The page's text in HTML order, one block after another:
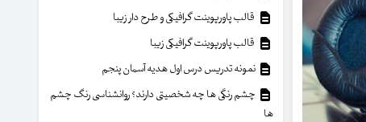
قالب پاورپوینت گرافیکی و طرح دار زیبا
قالب پاورپوینت گرافیکی زیبا
نمونه تدریس درس اول هدیه آسمان پنجم
چشم رنگی ها چه شخصیتی دارند؟ روانشناسی رنگ چشم
ها